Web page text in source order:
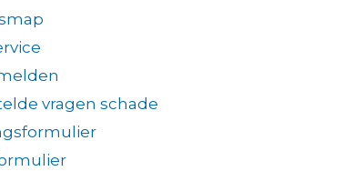
vragen schade